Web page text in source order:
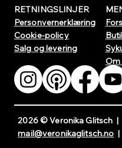
Om
RETNINGSLINJER
Personvernerklæring
Cookie-policy
Salg og levering
2026 © Veronika Glitsch
mail@veronikaglitsch.no |